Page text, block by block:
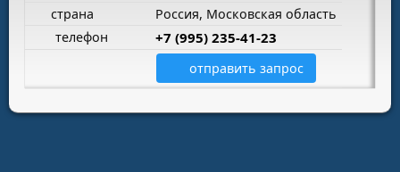
страна
Россия, Московская область
телефон
+7 (995) 235-41-23
отправить запрос